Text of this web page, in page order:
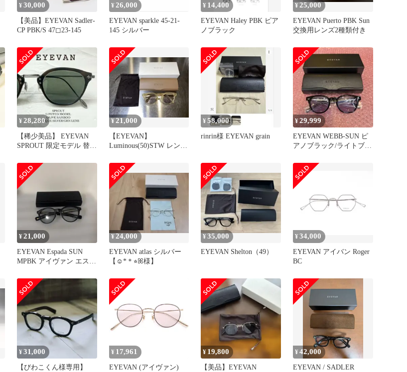
¥30,000
【美品】EYEVAN Sadler-
CP PBK/S 47◻︎23-145
¥ 26,000
EYEVAN sparkle 45-21-
145 シルバー
¥ 14,400
EYEVAN Haley PBK ピア
ノブラック
¥ 25,000
EYEVAN Puerto PBK Sun
交換用レンズ2種類付き
¥28,280
【稀少美品】 EYEVAN
SPROUT 限定モデル 替え
¥ 21,000
【EYEVAN】
Luminous(50)STW レン
¥58,000
rinrin様 EYEVAN grain
¥29,999
EYEVAN WEBB-SUN ピ
アノブラック/ライトブル
¥21,000
EYEVAN Espada SUN
MPBK アイヴァン エスパ
¥24,000
EYEVAN atlas シルバー
【☺︎*＊⭐︎ꕤ様】
¥35,000
EYEVAN Shelton（49）
¥34,000
EYEVAN アイバン Roger
BC
¥31,000
【びわこくん様専用】
¥ 17,961
EYEVAN (アイヴァン)
¥ 19,800
【美品】EYEVAN
¥42,000
EYEVAN / SADLER